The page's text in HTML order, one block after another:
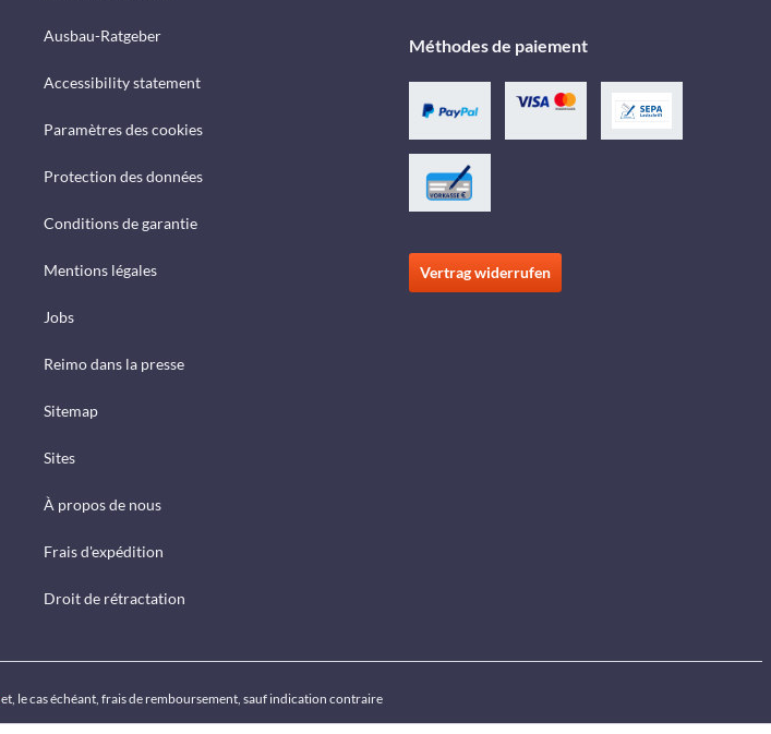
Ausbau-Ratgeber
Accessibility statement
Paramètres des cookies
Protection des données
Conditions de garantie
Mentions légales
Jobs
Reimo dans la presse
Sitemap
Sites
À propos de nous
Frais d'expédition
Droit de rétractation
Méthodes de paiement
Vertrag widerrufen
et, le cas échéant, frais de remboursement, sauf indication contraire